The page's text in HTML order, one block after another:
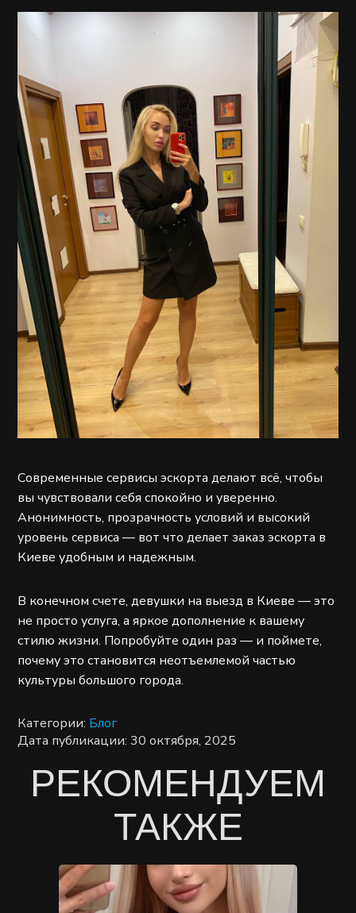
Современные сервисы эскорта делают всё, чтобы
вы чувствовали себя спокойно и уверенно.
Анонимность, прозрачность условий и высокий
уровень сервиса — вот что делает заказ эскорта в
Киеве удобным и надежным.
В конечном счете, девушки на выезд в Киеве — это
не просто услуга, а яркое дополнение к вашему
стилю жизни. Попробуйте один раз — и поймете,
почему это становится неотъемлемой частью
культуры большого города.
Категории: Блог
Дата публикации: 30 октября, 2025
РЕКОМЕНДУЕМ
ТАКЖЕ